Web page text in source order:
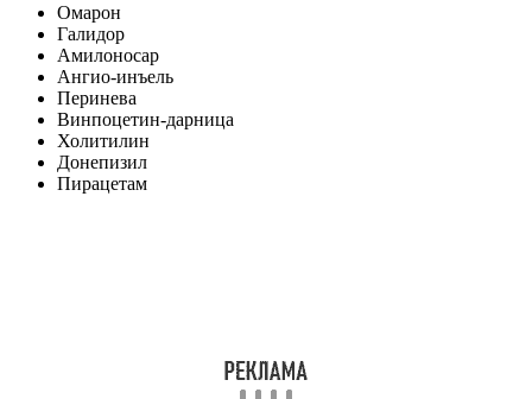
Омарон
Галидор
Амилоносар
Ангио-инъель
Перинева
Винпоцетин-дарница
Холитилин
Донепизил
Пирацетам